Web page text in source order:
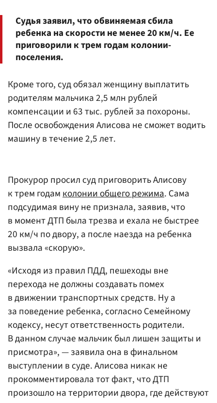
Судья заявил, что обвиняемая сбила
ребенка на скорости не менее 20 км/ч. Ее
приговорили к трем годам колонии-
поселения.
Кроме того, суд обязал женщину выплатить
родителям мальчика 2,5 млн рублей
компенсации и 63 тыс. рублей за похороны.
После освобождения Алисова не сможет водить
машину в течение 2,5 лет.
Прокурор просил суд приговорить Алисову
к трем годамколонии общего режима. Сама
подсудимая вину не признала, заявив, что
в момент ДТП была трезва и ехала не быстрее
20 км/ч по двору, а после наезда на ребенка
вызвала «скорую».
«Исходя из правил ПДД, пешеходы вне
перехода не должны создавать помех
в движении транспортных средств. Ну а
за поведение ребенка, согласно Семейному
кодексу, несут ответственность родители.
В данном случае мальчик был лишен защиты и
присмотра», — заявила она в финальном
выступлении в суде. Алисова никак не
прокомментировала тот факт, что ДТП
произошло на территории двора, где действуют